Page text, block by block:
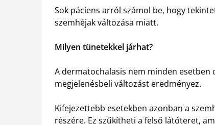
Sok páciens arról számol be, hogy
szemhéjak változása miatt.
Milyen tünetekkel járhat?
A dermatochalasis nem minden
megjelenésbeli változást eredményez.
Kifejezettebb esetekben azonban a
részére. Ez szűkítheti a felső látóteret,